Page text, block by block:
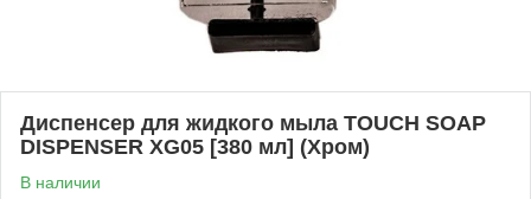
Диспенсер для жидкого мыла TOUCH SOAP
DISPENSER XG05 [380 мл] (Хром)
В наличии